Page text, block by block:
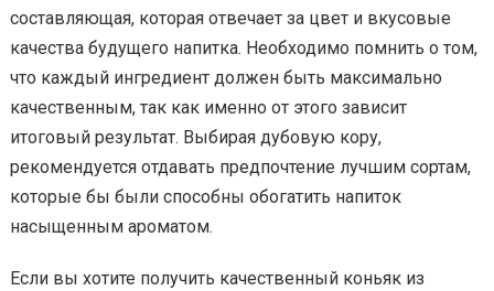
составляющая, которая отвечает за цвет и вкусовые
качества будущего напитка. Необходимо помнить о том,
что каждый ингредиент должен быть максимально
качественным, так как именно от этого зависит
итоговый результат. Выбирая дубовую кору,
рекомендуется отдавать предпочтение лучшим сортам,
которые бы были способны обогатить напиток
насыщенным ароматом.
Если вы хотите получить качественный коньяк из